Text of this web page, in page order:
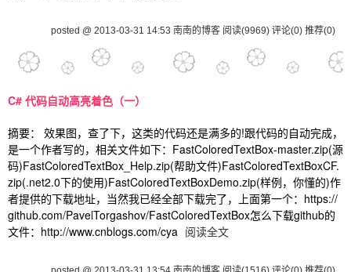
posted @ 2013-03-31 14:53 南南的博客 阅读(9969) 评论(0) 推荐(0)
C# 代码自动高亮着色（一）
摘要： 效果图，查了下，这类的代码还是满多的!跟代码的自动完成，
是一个作者写的，相关文件如下：FastColoredTextBox-master.zip(源
码)FastColoredTextBox_Help.zip(帮助文件)FastColoredTextBoxCF.
zip(.net2.0下的使用)FastColoredTextBoxDemo.zip(样例，你懂的)作
者提供的下载地址，当然我已经全部下载完了，上面第一个：https://
github.com/PavelTorgashov/FastColoredTextBox怎么下载github的
文件：http://www.cnblogs.com/cya 阅读全文